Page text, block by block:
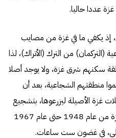
عددا حاليا.
إذ يكفي ما في غزة من مصايب
من الترك (الأتراك)، لذا
سكنهم شرق غزة، ولا يوجد أصلا
منطقتهم الشجاعية، بعد أن
غزة الأصيلة ليزرعوها، بتشجيع
من الناصريين الذين حكموا قطاع غزة من عام 1948 حتى عام 1967
في غضون ست ساعات.